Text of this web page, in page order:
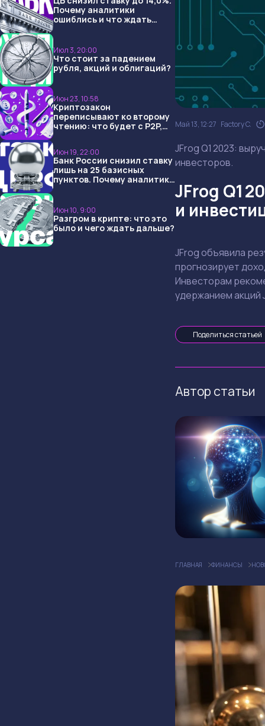
Почему аналитики
ошиблись и что ждать
Июл 3, 20:00
Что стоит за падением
рубля, акций и облигаций?
Июн 23, 10:58
Криптозакон
переписывают ко второму
чтению: что будет с P2P,
Июн 19, 22:00
Банк России снизил ставку
лишь на 25 базисных
пунктов. Почему аналитики
Июн 10, 9:00
Разгром в крипте: что это
было и чего ждать дальше?
Май 13, 12:27 Factory C.
JFrog Q1 2023:
инвесторов.
JFrog Q1
и
JFrog объявила
прогнозирует
Инвесторам
удержанием акций
Поделиться статьей
Автор статьи
ГЛАВНАЯ ФИНАНСЫ